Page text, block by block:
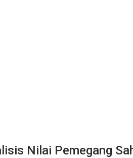
Nilai Pemegang